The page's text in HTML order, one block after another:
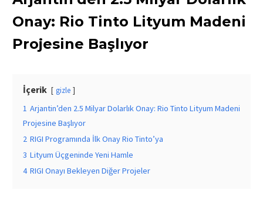
Onay: Rio Tinto Lityum Madeni
Projesine Başlıyor
İçerik gizle
1 Arjantin’den 2.5 Milyar Dolarlık Onay: Rio Tinto Lityum Madeni
Projesine Başlıyor
2 RIGI Programında İlk Onay Rio Tinto’ya
3 Lityum Üçgeninde Yeni Hamle
4 RIGI Onayı Bekleyen Diğer Projeler